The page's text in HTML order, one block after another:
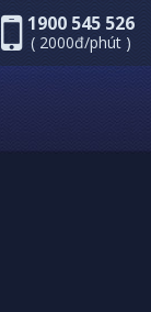
1900 545 526
( 2000đ/phút )